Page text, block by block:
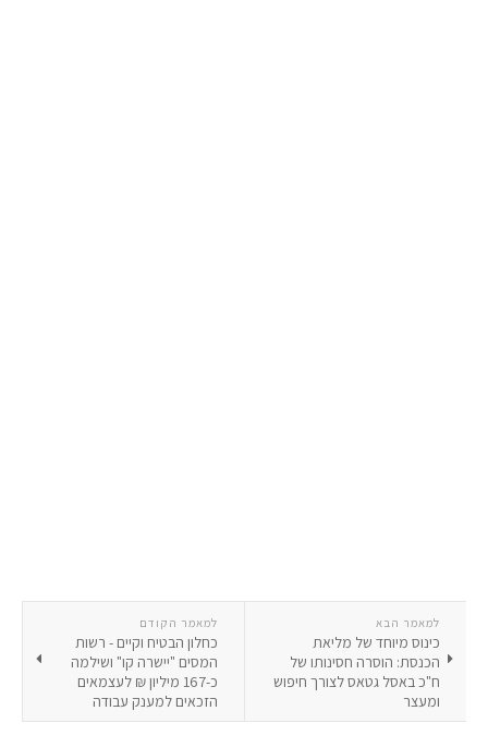
למאמר הקודם
כחלון הבטיח וקיים - רשות
המסים "יישרה קו" ושילמה
כ-167 מיליון ₪ לעצמאים
הזכאים למענק עבודה
למאמר הבא
כינוס מיוחד של מליאת
הכנסת: הוסרה חסינותו של
ח"כ באסל גטאס לצורך חיפוש
ומעצר